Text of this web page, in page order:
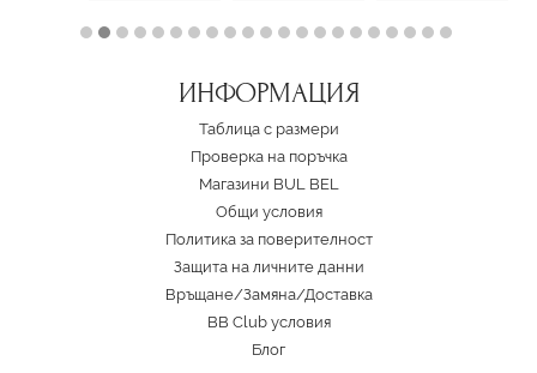
ИНФОРМАЦИЯ
Таблица с размери
Проверка на поръчка
Магазини BUL BEL
Oбщи условия
Политика за поверителност
Защита на личните данни
Връщане/Замяна/Доставка
BB Club условия
Блог